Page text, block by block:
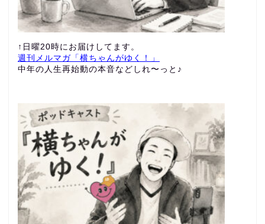
↑日曜20時にお届けしてます。
週刊メルマガ「横ちゃんがゆく！」
中年の人生再始動の本音などしれ〜っと♪